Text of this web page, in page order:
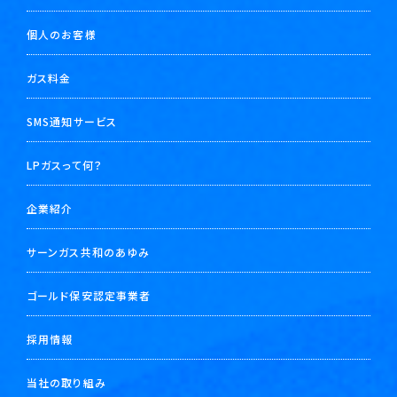
個人のお客様
ガス料金
SMS通知サービス
LPガスって何？
企業紹介
サーンガス共和のあゆみ
ゴールド保安認定事業者
採用情報
当社の取り組み